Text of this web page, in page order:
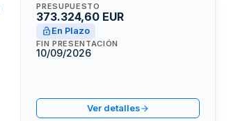
PRESUPUESTO
373.324,60 EUR
En Plazo
FIN PRESENTACIÓN
10/09/2026
Ver detalles